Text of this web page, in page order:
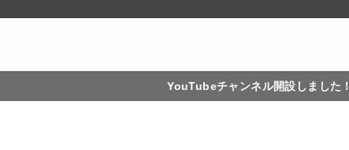
YouTubeチャンネル開設しました！